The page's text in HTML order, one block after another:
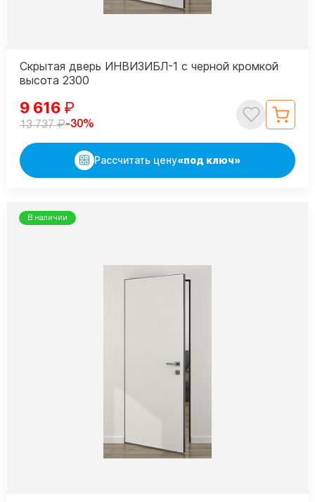
Скрытая дверь ИНВИЗИБЛ-1 с черной кромкой
высота 2300
9 616 ₽
13 737₽-30%
Рассчитать цену«под ключ»
В наличии